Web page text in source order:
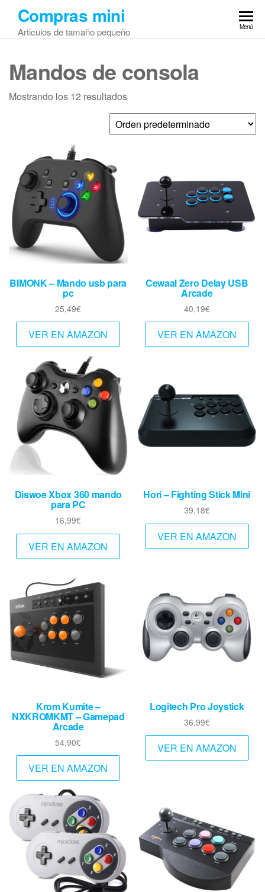
Saltar
contenido
Compras mini
Articulos de tamaño pequeño Menú
Mandos de consola
Mostrando los 12 resultados
BIMONK – Mando usb para
pc
25,49€
VER EN AMAZON
Cewaal Zero Delay USB
Arcade
40,19€
VER EN AMAZON
Diswoe Xbox 360 mando
para PC
16,99€
VER EN AMAZON
Hori – Fighting Stick Mini
39,18€
VER EN AMAZON
Krom Kumite –
NXKROMKMT – Gamepad
Arcade
54,90€
VER EN AMAZON
Logitech Pro Joystick
36,99€
VER EN AMAZON